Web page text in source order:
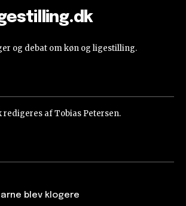
og debat om køn og ligestilling.
af Tobias Petersen.
blev klogere